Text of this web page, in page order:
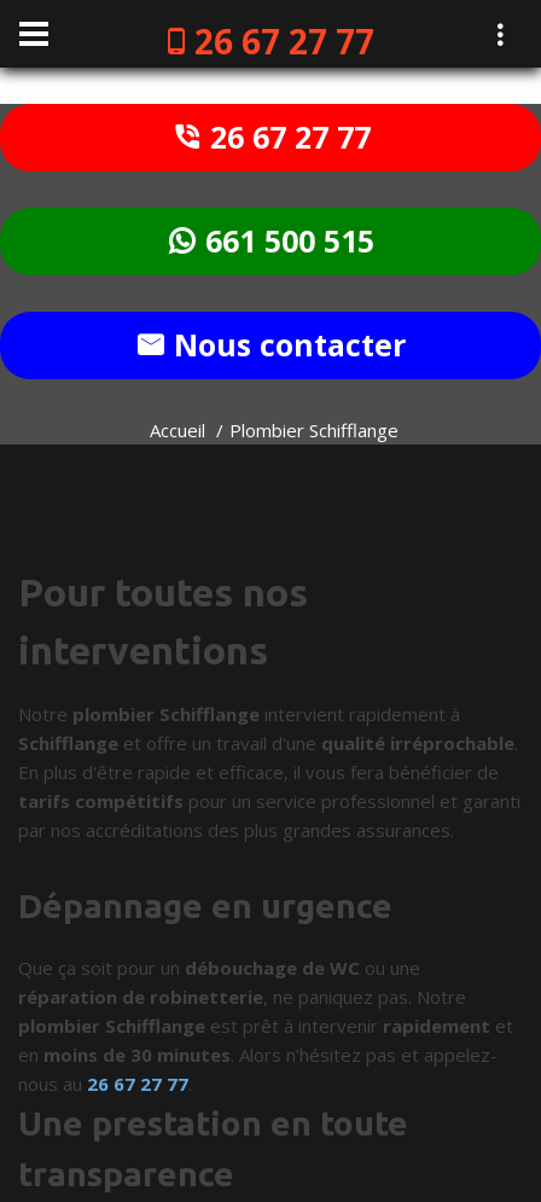
26 67 27 77
26 67 27 77
661 500 515
Nous contacter
Accueil Plombier Schifflange
Pour toutes nos
interventions
Notre plombier Schifflange intervient rapidement à
Schifflange et offre un travail d'une qualité irréprochable.
En plus d'être rapide et efficace, il vous fera bénéficier de
tarifs compétitifs pour un service professionnel et garanti
par nos accréditations des plus grandes assurances.
Dépannage en urgence
Que ça soit pour un débouchage de WC ou une
réparation de robinetterie, ne paniquez pas. Notre
plombier Schifflange est prêt à intervenir rapidement et
en moins de 30 minutes. Alors n'hésitez pas et appelez-
nous au 26 67 27 77.
Une prestation en toute
transparence